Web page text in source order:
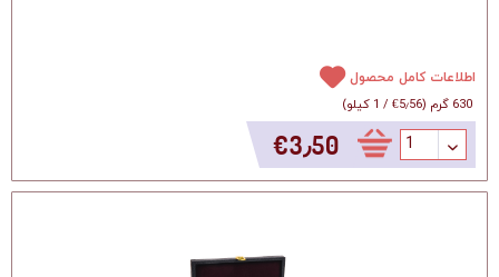
اطلاعات کامل محصول
630 گرم
(‎€5٫56 / 1 کیلو )
‎€3٫50